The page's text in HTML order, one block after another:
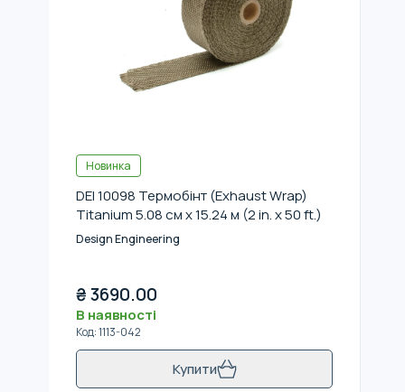
Новинка
DEI 10098 Термобінт (Exhaust Wrap)
Titanium 5.08 см x 15.24 м (2 in. x 50 ft.)
Design Engineering
₴3690.00
В наявності
Код:1113-042
Купити